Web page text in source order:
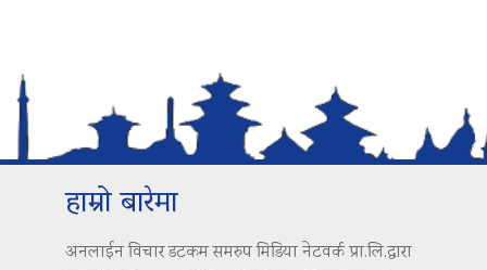
हाम्रो बारेमा
अनलाईन विचार डटकम समरुप मिडिया नेटवर्क प्रा.लि.द्वारा